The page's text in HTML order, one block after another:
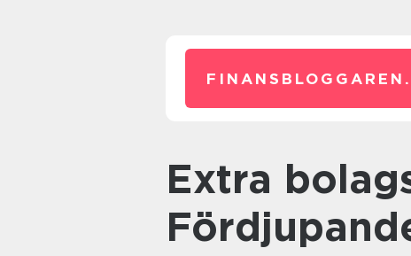
FINANSBLOGGAREN.
Extra bolagsstämma: En